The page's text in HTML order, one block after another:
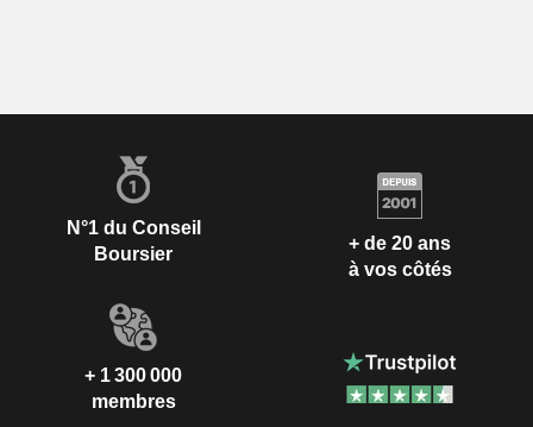
N°1 du Conseil
Boursier
+ de 20 ans
à vos côtés
+ 1 300 000
membres